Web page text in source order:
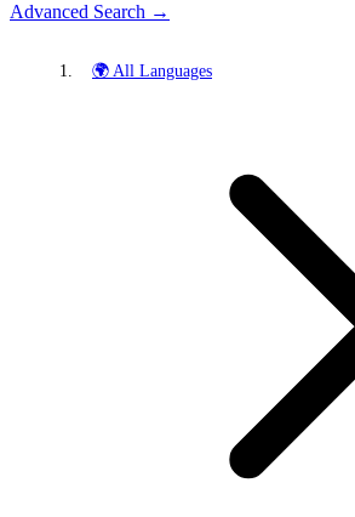
Advanced Search →
🌍 All Languages